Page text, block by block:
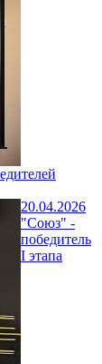
20.04.2026
"Союз" -
победитель
I этапа